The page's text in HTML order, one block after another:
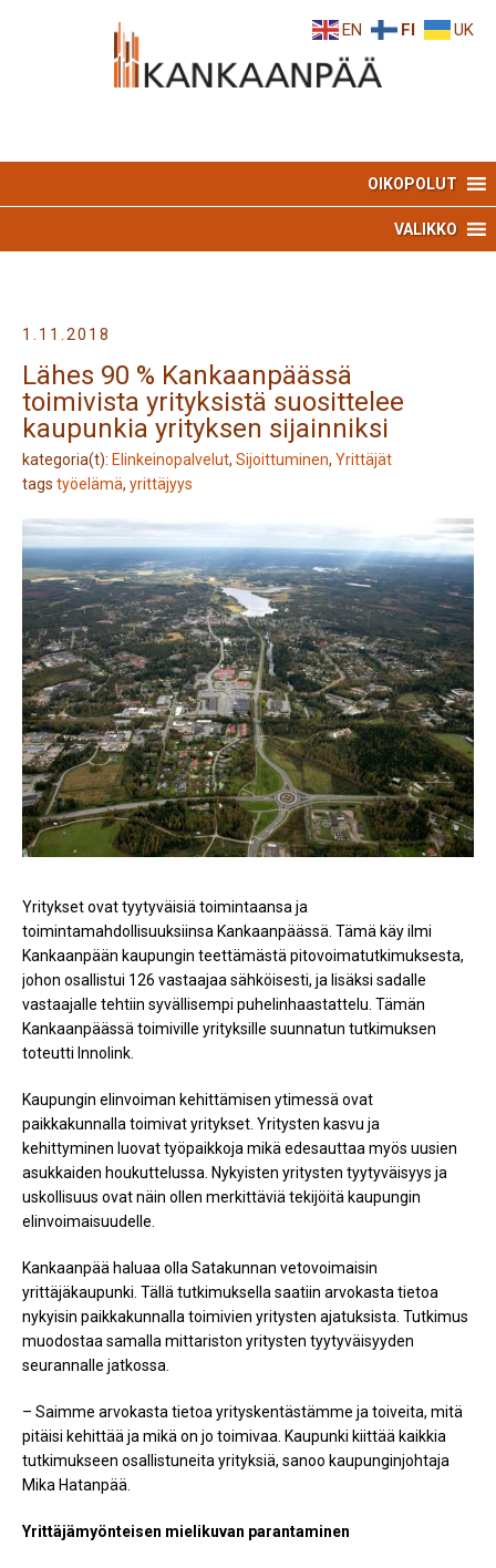
OIKOPOLUT
VALIKKO
1.11.2018
Lähes 90 % Kankaanpäässä
toimivista yrityksistä suosittelee
kaupunkia yrityksen sijainniksi
kategoria(t): Elinkeinopalvelut, Sijoittuminen, Yrittäjät
tags työelämä, yrittäjyys
Yritykset ovat tyytyväisiä toimintaansa ja
toimintamahdollisuuksiinsa Kankaanpäässä. Tämä käy ilmi
Kankaanpään kaupungin teettämästä pitovoimatutkimuksesta,
johon osallistui 126 vastaajaa sähköisesti, ja lisäksi sadalle
vastaajalle tehtiin syvällisempi puhelinhaastattelu. Tämän
Kankaanpäässä toimiville yrityksille suunnatun tutkimuksen
toteutti Innolink.
Kaupungin elinvoiman kehittämisen ytimessä ovat
paikkakunnalla toimivat yritykset. Yritysten kasvu ja
kehittyminen luovat työpaikkoja mikä edesauttaa myös uusien
asukkaiden houkuttelussa. Nykyisten yritysten tyytyväisyys ja
uskollisuus ovat näin ollen merkittäviä tekijöitä kaupungin
elinvoimaisuudelle.
Kankaanpää haluaa olla Satakunnan vetovoimaisin
yrittäjäkaupunki. Tällä tutkimuksella saatiin arvokasta tietoa
nykyisin paikkakunnalla toimivien yritysten ajatuksista. Tutkimus
muodostaa samalla mittariston yritysten tyytyväisyyden
seurannalle jatkossa.
– Saimme arvokasta tietoa yrityskentästämme ja toiveita, mitä
pitäisi kehittää ja mikä on jo toimivaa. Kaupunki kiittää kaikkia
tutkimukseen osallistuneita yrityksiä, sanoo kaupunginjohtaja
Mika Hatanpää.
Yrittäjämyönteisen mielikuvan parantaminen
EN FI UK